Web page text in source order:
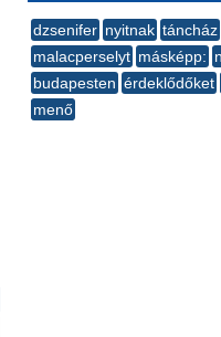
dzsenifer nyitnak táncház
malacperselyt másképp:
budapesten érdeklődőket
menő